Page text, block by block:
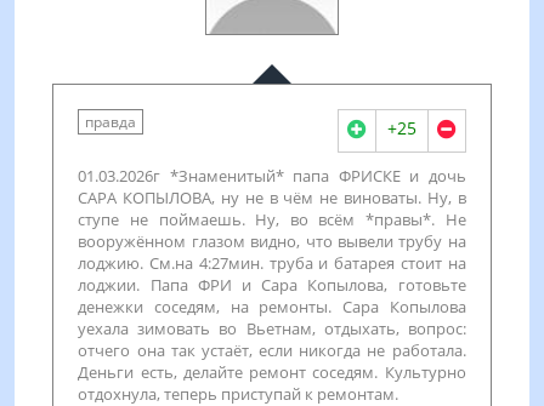
правда +25
01.03.2026г *Знаменитый* папа ФРИСКЕ и дочь
САРА КОПЫЛОВА, ну не в чём не виноваты. Ну, в
ступе не поймаешь. Ну, во всём *правы*. Не
вооружённом глазом видно, что вывели трубу на
лоджию. См.на 4:27мин. труба и батарея стоит на
лоджии. Папа ФРИ и Сара Копылова, готовьте
денежки соседям, на ремонты. Сара Копылова
уехала зимовать во Вьетнам, отдыхать, вопрос:
отчего она так устаёт, если никогда не работала.
Деньги есть, делайте ремонт соседям. Культурно
отдохнула, теперь приступай к ремонтам.